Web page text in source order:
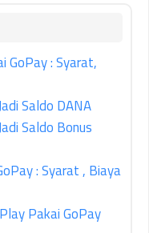
GoPay : Syarat,
Saldo DANA
Saldo Bonus
: Syarat , Biaya
Pakai GoPay